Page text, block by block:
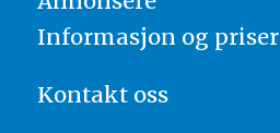
Informasjon og priser
Kontakt oss